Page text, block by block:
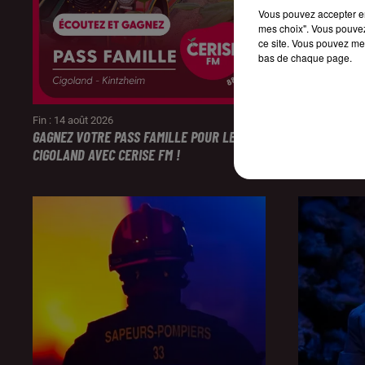
Fin : 14 août 2026
GAGNEZ VOTRE PASS FAMILLE POUR LE PARC
CIGOLAND AVEC CERISE FM !
Vous pouvez accepter
mes choix". Vous
ce site. Vous pouvez
bas de chaque page.